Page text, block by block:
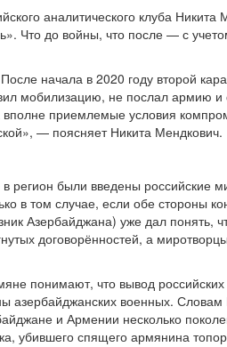
аналитического клуба
Что до войны, что после — с
начала в 2020 году второй
мобилизацию, не послал армию и
вполне приемлемые условия
— поясняет Никита Мендкович.
в регион были введены
в том случае, если обе стороны
Азербайджана) уже дал понять,
договорённостей, а
понимают, что вывод
азербайджанских военных. Словам
и Армении несколько
убившего спящего армянина